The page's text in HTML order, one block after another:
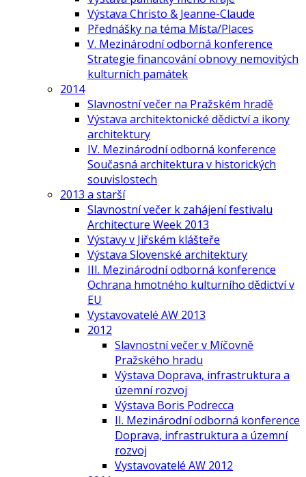
Výstava Christo & Jeanne-Claude
Přednášky na téma Místa/Places
V. Mezinárodní odborná konference
Strategie financování obnovy nemovitých
kulturních památek
2014
Slavnostní večer na Pražském hradě
Výstava architektonické dědictví a ikony
architektury
IV. Mezinárodní odborná konference
Současná architektura v historických
souvislostech
2013 a starší
Slavnostní večer k zahájení festivalu
Architecture Week 2013
Výstavy v Jiřském klášteře
Výstava Slovenské architektury
III. Mezinárodní odborná konference
Ochrana hmotného kulturního dědictví v
EU
Vystavovatelé AW 2013
2012
Slavnostní večer v Míčovně
Pražského hradu
Výstava Doprava, infrastruktura a
územní rozvoj
Výstava Boris Podrecca
II. Mezinárodní odborná konference
Doprava, infrastruktura a územní
rozvoj
Vystavovatelé AW 2012